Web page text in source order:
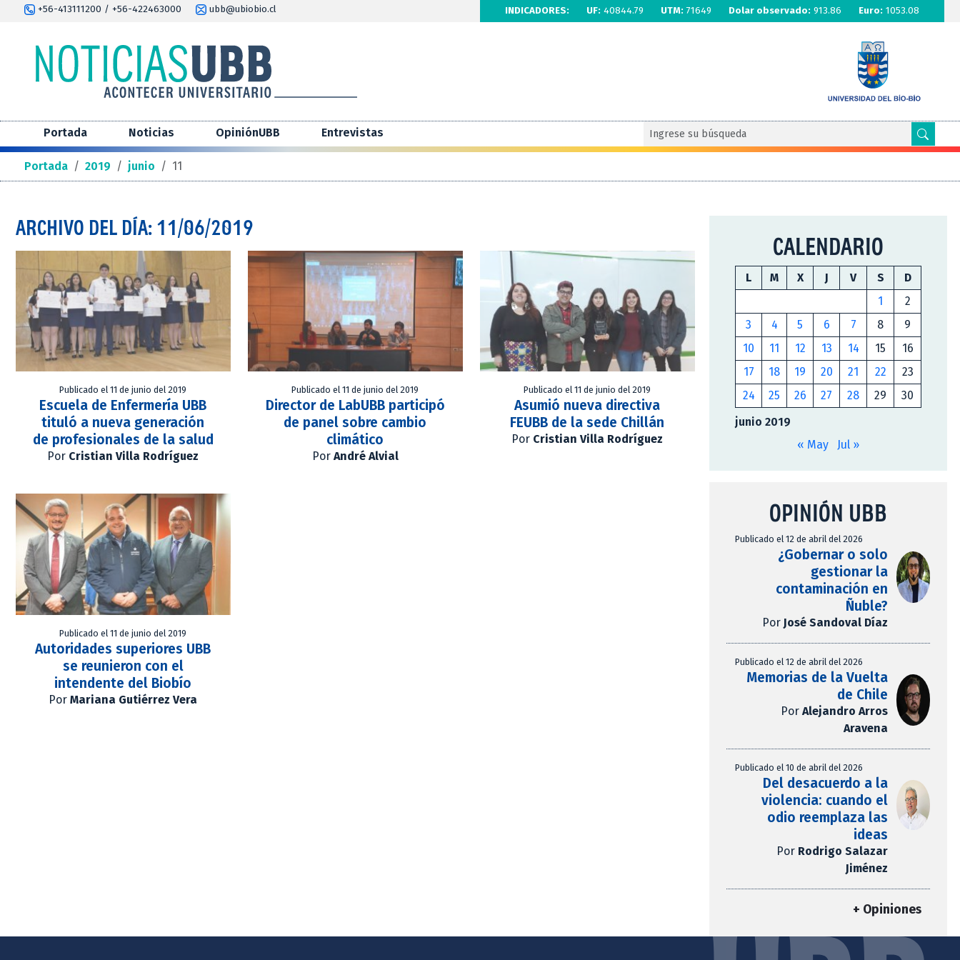
+56-413111200 / +56-422463000 ubb@ubiobio.cl INDICADORES: UF: 40844.79 UTM: 71649 Dolar observado: 913.86 Euro: 1053.08
Portada Noticias OpiniónUBB Entrevistas
Portada / 2019 / junio / 11
ARCHIVO DEL DÍA: 11/06/2019
Publicado el 11 de junio del 2019
Escuela de Enfermería UBB
tituló a nueva generación
de profesionales de la salud
Por Cristian Villa Rodríguez
Publicado el 11 de junio del 2019
Director de LabUBB participó
de panel sobre cambio
climático
Por André Alvial
Publicado el 11 de junio del 2019
Asumió nueva directiva
FEUBB de la sede Chillán
Por Cristian Villa Rodríguez
Publicado el 11 de junio del 2019
Autoridades superiores UBB
se reunieron con el
intendente del Biobío
PorMariana Gutiérrez Vera
CALENDARIO
junio 2019
L M X J V S
D
1
2
3
4 5 6 7 8
9
10
11 12 13 14 15
16
17
18 19 20 21 22
23
24
25 26 27 28 29 30
« May Jul »
OPINIÓN UBB
Publicado el 12 de abril del 2026
¿Gobernar o solo
gestionar la
contaminación en
Ñuble?
Por José Sandoval Díaz
Publicado el 12 de abril del 2026
Memorias de la Vuelta
de Chile
Por Alejandro Arros
Aravena
Publicado el 10 de abril del 2026
Del desacuerdo a la
violencia: cuando el
odio reemplaza las
ideas
Por Rodrigo Salazar
Jiménez
+ Opiniones